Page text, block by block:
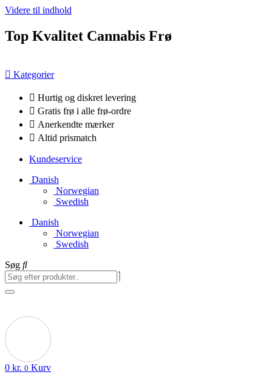
Videre til indhold
Top Kvalitet Cannabis Frø
Kategorier
Hurtig og diskret levering
Gratis frø i alle frø-ordre
Anerkendte mærker
Altid prismatch
Kundeservice
Danish
Norwegian
Swedish
Danish
Norwegian
Swedish
Søg
0 kr. 0 Kurv